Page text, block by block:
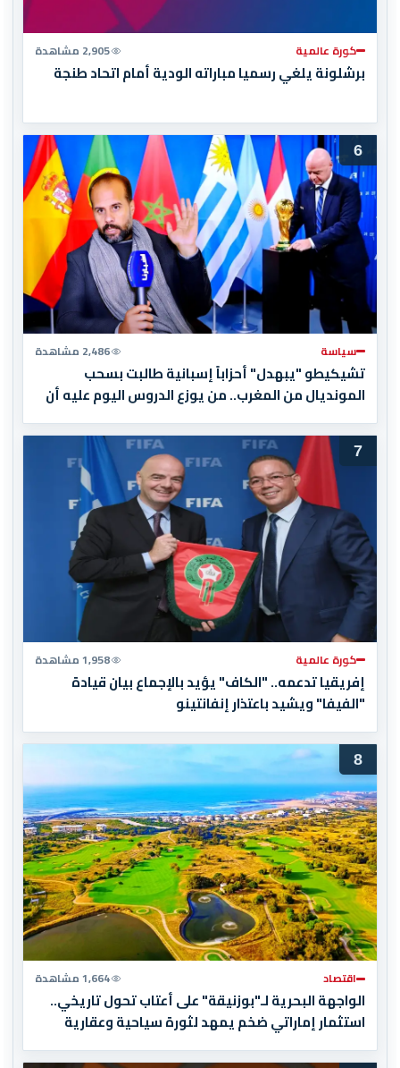
كورة عالمية 2,905 مشاهدة
برشلونة يلغي رسميا مباراته الودية أمام اتحاد طنجة
6
سياسة 2,486 مشاهدة
تشيكيطو "يبهدل" أحزاباً إسبانية طالبت بسحب
المونديال من المغرب.. من يوزع الدروس اليوم عليه أن
يبدأ بقراءة تاريخه أولاً
7
كورة عالمية 1,958 مشاهدة
إفريقيا تدعمه.. "الكاف" يؤيد بالإجماع بيان قيادة
"الفيفا" ويشيد باعتذار إنفانتينو
8
اقتصاد 1,664 مشاهدة
الواجهة البحرية لـ"بوزنيقة" على أعتاب تحول تاريخي..
استثمار إماراتي ضخم يمهد لثورة سياحية وعقارية